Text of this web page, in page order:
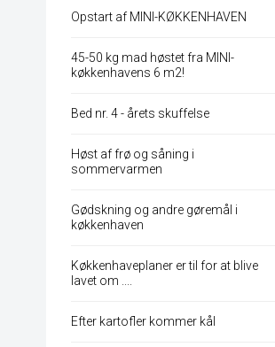
Opstart af MINI-KØKKENHAVEN
45-50 kg mad høstet fra MINI-
køkkenhavens 6 m2!
Bed nr. 4 - årets skuffelse
Høst af frø og såning i
sommervarmen
Gødskning og andre gøremål i
køkkenhaven
Køkkenhaveplaner er til for at blive
lavet om ....
Efter kartofler kommer kål